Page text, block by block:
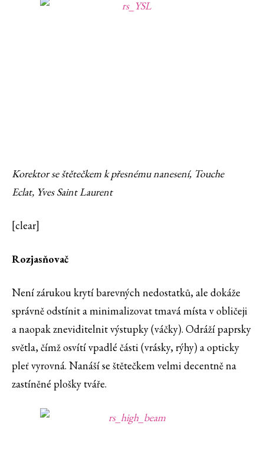
Korektor se štětečkem k přesnému nanesení, Touche
Eclat, Yves Saint Laurent
[clear]
Rozjasňovač
Není zárukou krytí barevných nedostatků, ale dokáže
správně odstínit a minimalizovat tmavá místa v obličeji
a naopak zneviditelnit výstupky (váčky). Odráží paprsky
světla, čímž osvítí vpadlé části (vrásky, rýhy) a opticky
pleť vyrovná. Nanáší se štětečkem velmi decentně na
zastíněné plošky tváře.